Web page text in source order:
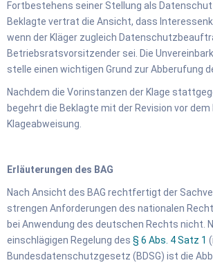
Fortbestehens seiner Stellung als
Beklagte vertrat die Ansicht, dass
wenn der Kläger zugleich
Betriebsratsvorsitzender sei. Die
stelle einen wichtigen Grund zur Abberufung
Nachdem die Vorinstanzen der Klage
begehrt die Beklagte mit der Revision vor dem
Klageabweisung.
Erläuterungen des BAG
Nach Ansicht des BAG rechtfertigt der
strengen Anforderungen des nationalen
bei Anwendung des deutschen Rechts nicht.
einschlägigen Regelung des § 6 Abs. 4 Satz 1
Bundesdatenschutzgesetz (BDSG) ist die